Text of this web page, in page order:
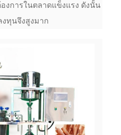
งการในตลาดแข็งแรง ดังนั้น
ทุนจึงสูงมาก